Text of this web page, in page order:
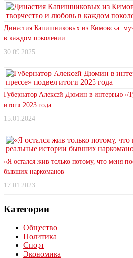
Династия Капишниковых из Кимовска:
в каждом поколении
30.09.2025
Губернатор Алексей Дюмин в интервью
итоги 2023 года
15.01.2024
«Я остался жив только потому, что меня
бывших наркоманов
17.01.2023
Категории
Общество
Политика
Спорт
Экономика